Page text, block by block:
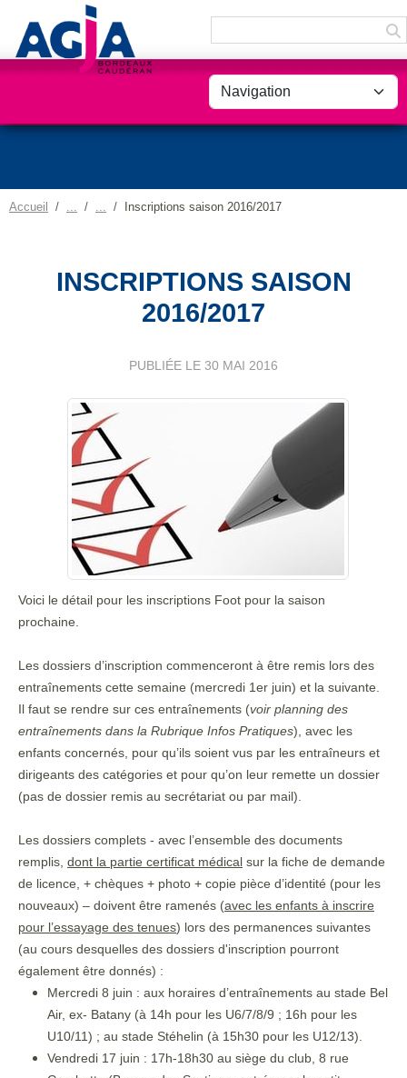
Accueil Inscriptions saison 2016/2017
INSCRIPTIONS SAISON
2016/2017
PUBLIÉE LE 30 MAI 2016
Voici le détail pour les inscriptions Foot pour la saison
prochaine.
Les dossiers d’inscription commenceront à être remis lors des
entraînements cette semaine (mercredi 1er juin) et la suivante.
Il faut se rendre sur ces entraînements (voir planning des
entraînements dans la Rubrique Infos Pratiques), avec les
enfants concernés, pour qu’ils soient vus par les entraîneurs et
dirigeants des catégories et pour qu’on leur remette un dossier
(pas de dossier remis au secrétariat ou par mail).
Les dossiers complets - avec l’ensemble des documents
remplis, dont la partie certificat médical sur la fiche de demande
de licence, + chèques + photo + copie pièce d’identité (pour les
nouveaux) – doivent être ramenés (avec les enfants à inscrire
pour l’essayage des tenues) lors des permanences suivantes
(au cours desquelles des dossiers d'inscription pourront
également être donnés) :
Mercredi 8 juin : aux horaires d’entraînements au stade Bel
Air, ex- Batany (à 14h pour les U6/7/8/9 ; 16h pour les
U10/11) ; au stade Stéhelin (à 15h30 pour les U12/13).
Vendredi 17 juin : 17h-18h30 au siège du club, 8 rue
Panneau de gestion des cookies